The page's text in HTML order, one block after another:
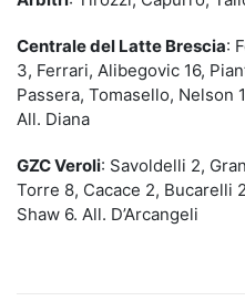
Centrale del Latte Brescia:
3, Ferrari, Alibegovic 16,
Passera, Tomasello, Nelson
All. Diana
GZC Veroli: Savoldelli 2,
Torre 8, Cacace 2, Bucarelli
Shaw 6. All. D’Arcangeli